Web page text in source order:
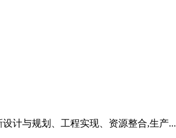
计与规划、工程实现、资源整合,生产...